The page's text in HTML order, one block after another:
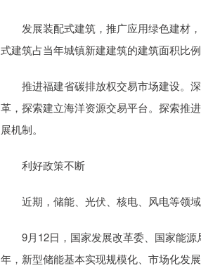
发展装配式建筑，推广应用绿色建材，
式建筑占当年城镇新建建筑的建筑面积比例
推进福建省碳排放权交易市场建设。深
革，探索建立海洋资源交易平台。探索推
展机制。
利好政策不断
近期，储能、光伏、核电、风电等领域
9月12日，国家发展改革委、国家能源
年，新型储能基本实现规模化、市场化发